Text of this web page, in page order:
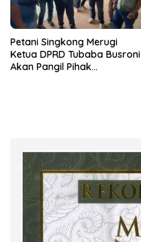
Petani Singkong Merugi
Ketua DPRD Tubaba Busroni
Akan Pangil Pihak